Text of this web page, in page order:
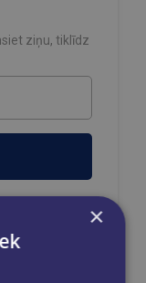
ziņu, tiklīdz
pilnas
×